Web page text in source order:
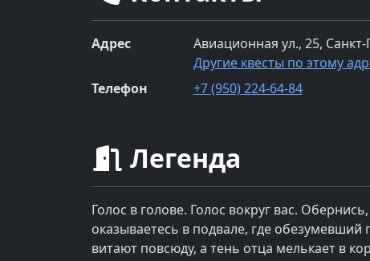
Адрес
Авиационная ул., 25,
Другие квесты по этому
Телефон
+7 (950) 224-64-84
Легенда
Голос в голове. Голос вокруг вас.
оказываетесь в подвале, где
витают повсюду, а тень отца мелькает в